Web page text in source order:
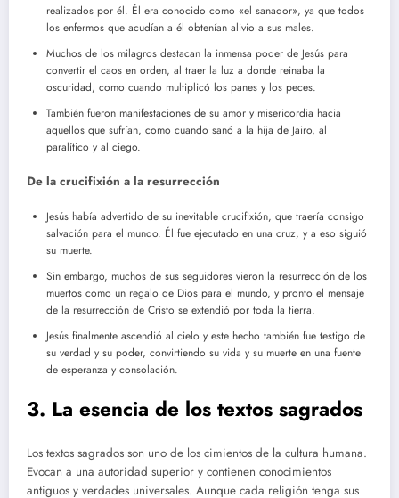
realizados por él. Él era conocido como «el sanador», ya que todos
los enfermos que acudían a él obtenían alivio a sus males.
Muchos de los milagros destacan la inmensa poder de Jesús para
convertir el caos en orden, al traer la luz a donde reinaba la
oscuridad, como cuando multiplicó los panes y los peces.
También fueron manifestaciones de su amor y misericordia hacia
aquellos que sufrían, como cuando sanó a la hija de Jairo, al
paralítico y al ciego.
De la crucifixión a la resurrección
Jesús había advertido de su inevitable crucifixión, que traería consigo
salvación para el mundo. Él fue ejecutado en una cruz, y a eso siguió
su muerte.
Sin embargo, muchos de sus seguidores vieron la resurrección de los
muertos como un regalo de Dios para el mundo, y pronto el mensaje
de la resurrección de Cristo se extendió por toda la tierra.
Jesús finalmente ascendió al cielo y este hecho también fue testigo de
su verdad y su poder, convirtiendo su vida y su muerte en una fuente
de esperanza y consolación.
3. La esencia de los textos sagrados
Los textos sagrados son uno de los cimientos de la cultura humana.
Evocan a una autoridad superior y contienen conocimientos
antiguos y verdades universales. Aunque cada religión tenga sus